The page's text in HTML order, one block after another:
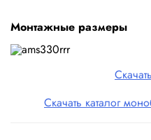
Монтажные размеры
Скачать каталог